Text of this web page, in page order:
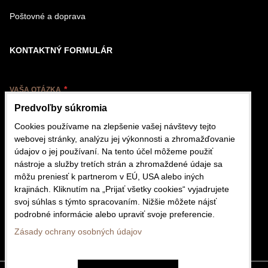
Poštovné a doprava
KONTAKTNÝ FORMULÁR
VAŠA OTÁZKA
VÁŠ EMAIL
Odoslať
Predvoľby súkromia
Cookies používame na zlepšenie vašej návštevy tejto
webovej stránky, analýzu jej výkonnosti a zhromažďovanie
údajov o jej používaní. Na tento účel môžeme použiť
nástroje a služby tretích strán a zhromaždené údaje sa
môžu preniesť k partnerom v EÚ, USA alebo iných
krajinách. Kliknutím na „Prijať všetky cookies“ vyjadrujete
svoj súhlas s týmto spracovaním. Nižšie môžete nájsť
podrobné informácie alebo upraviť svoje preferencie.
Zásady ochrany osobných údajov